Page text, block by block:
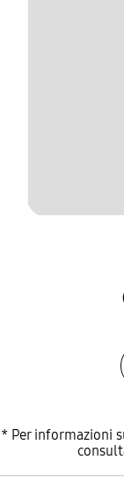
* Per informazioni